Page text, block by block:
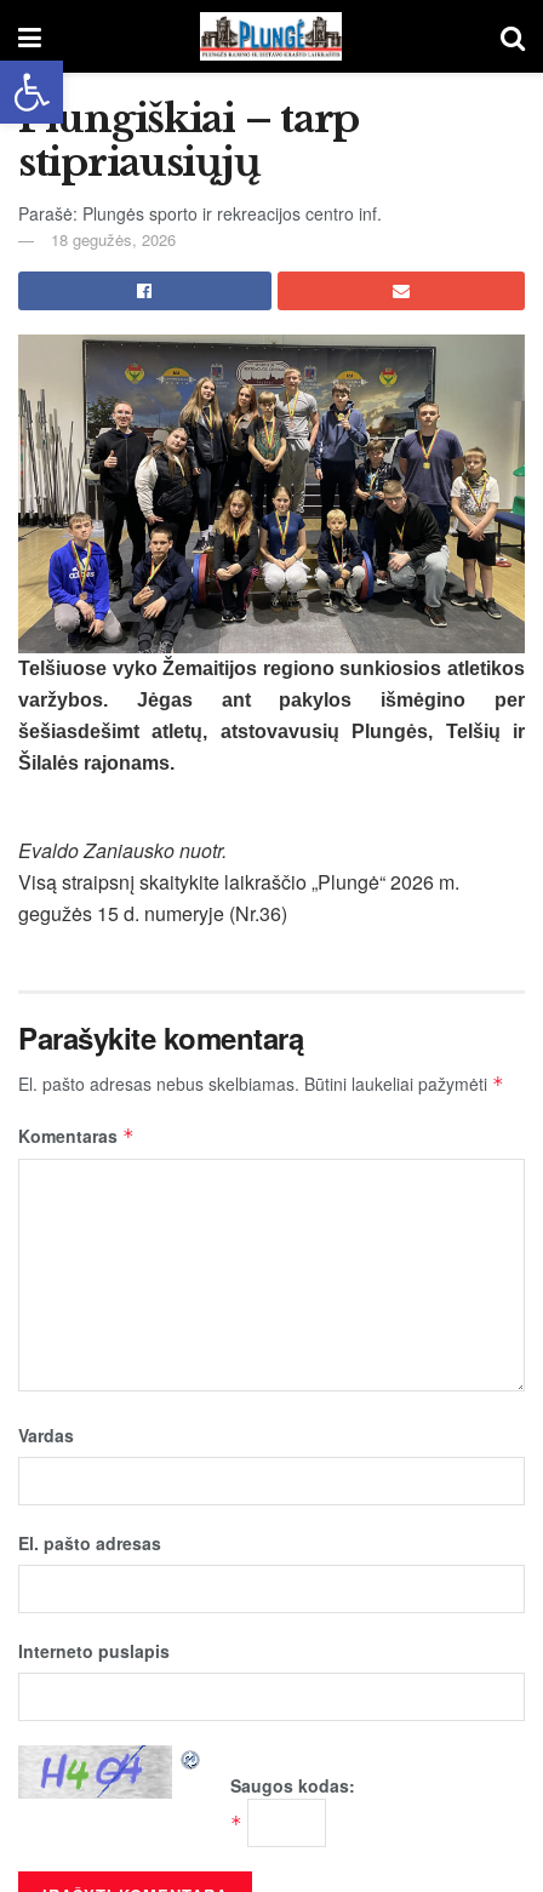
Open toolbar
Plungiškiai – tarp
stipriausiųjų
Parašė: Plungės sporto ir rekreacijos centro inf.
18 gegužės, 2026
Telšiuose vyko Žemaitijos regiono sunkiosios atletikos
varžybos. Jėgas ant pakylos išmėgino per
šešiasdešimt atletų, atstovavusių Plungės, Telšių ir
Šilalės rajonams.
Evaldo Zaniausko nuotr.
Visą straipsnį skaitykite laikraščio „Plungė“ 2026 m.
gegužės 15 d. numeryje (Nr.36)
Parašykite komentarą
El. pašto adresas nebus skelbiamas. Būtini laukeliai pažymėti *
Komentaras *
Vardas
El. pašto adresas
Interneto puslapis
Saugos kodas:
*